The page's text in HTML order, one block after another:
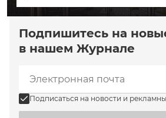
Подпишитесь на
в нашем Журнале
Подписаться на новости и